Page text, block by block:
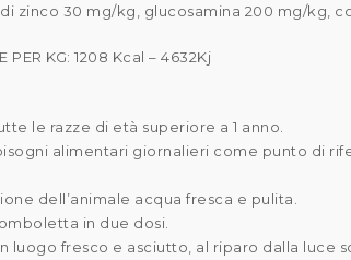
zinco 30 mg/kg, glucosamina 200 mg/kg,
PER KG: 1208 Kcal – 4632Kj
le razze di età superiore a 1 anno.
alimentari giornalieri come punto di
dell’animale acqua fresca e pulita.
in due dosi.
luogo fresco e asciutto, al riparo dalla luce